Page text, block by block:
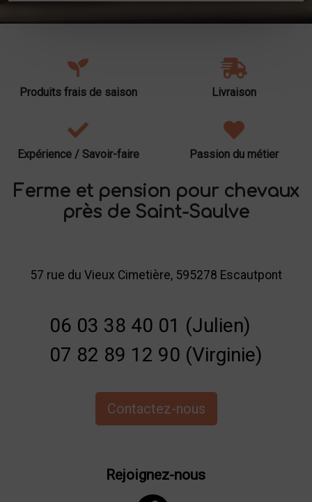
Produits frais de saison Livraison
Expérience / Savoir-faire Passion du métier
Ferme et pension pour chevaux
près de Saint-Saulve
57 rue du Vieux Cimetière, 595278 Escautpont
06 03 38 40 01 (Julien)
07 82 89 12 90 (Virginie)
Contactez-nous
Rejoignez-nous